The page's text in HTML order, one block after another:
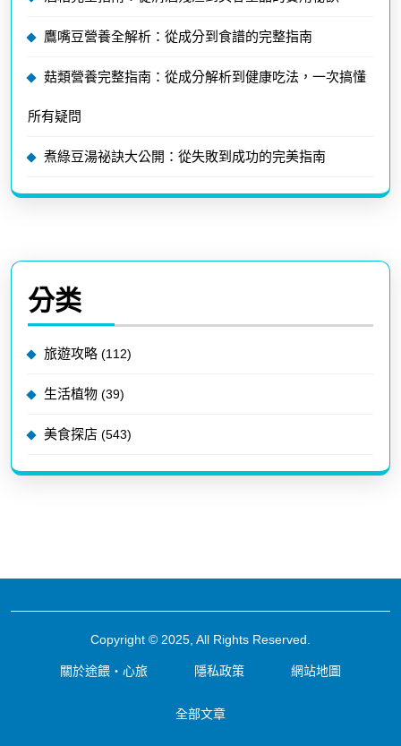
鷹嘴豆營養全解析：從成分到食譜的完整指南
菇類營養完整指南：從成分解析到健康吃法，一次搞懂
所有疑問
煮綠豆湯祕訣大公開：從失敗到成功的完美指南
分类
旅遊攻略 (112)
生活植物 (39)
美食探店 (543)
Copyright © 2025, All Rights Reserved.
關於途餵・心旅 隱私政策 網站地圖
全部文章